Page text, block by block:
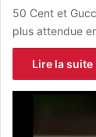
50 Cent et
plus attendue
Lire la suite